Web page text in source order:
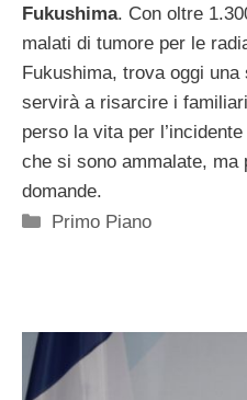
Fukushima. Con oltre
malati di tumore per le
Fukushima, trova oggi una
servirà a risarcire i
perso la vita per
che si sono ammalate, ma
domande.
Categorie
Primo Piano